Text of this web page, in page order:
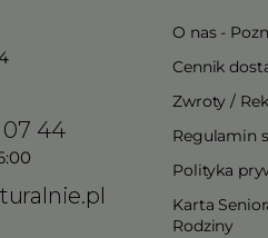
07 44
O nas -
Cennik
Zwroty /
Regulamin
Polityka
Karta
Rodziny